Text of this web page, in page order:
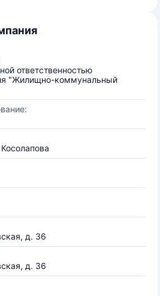
ответственностью
"Жилищно-коммунальный
д. 36
д. 36